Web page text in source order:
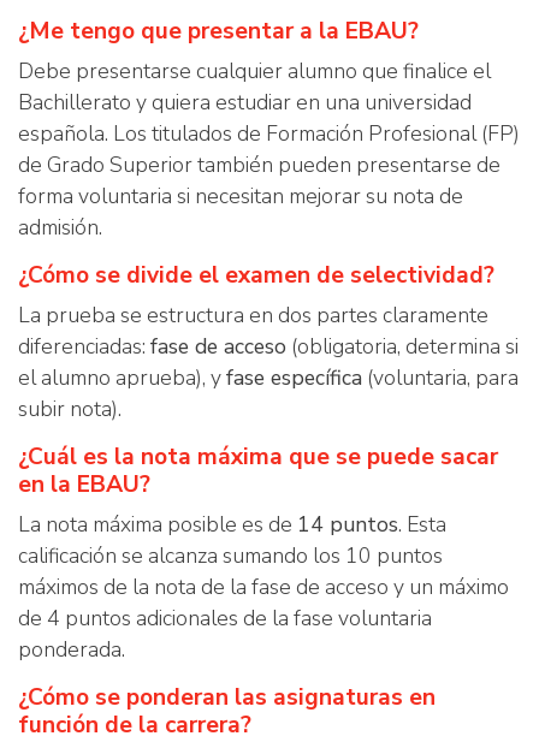
¿Me tengo que presentar a la EBAU?
Debe presentarse cualquier alumno que finalice el
Bachillerato y quiera estudiar en una universidad
española. Los titulados de Formación Profesional (FP)
de Grado Superior también pueden presentarse de
forma voluntaria si necesitan mejorar su nota de
admisión.
¿Cómo se divide el examen de selectividad?
La prueba se estructura en dos partes claramente
diferenciadas: fase de acceso (obligatoria, determina si
el alumno aprueba), yfase específica (voluntaria, para
subir nota).
¿Cuál es la nota máxima que se puede sacar
en la EBAU?
La nota máxima posible es de 14 puntos. Esta
calificación se alcanza sumando los 10 puntos
máximos de la nota de la fase de acceso y un máximo
de 4 puntos adicionales de la fase voluntaria
ponderada.
¿Cómo se ponderan las asignaturas en
función de la carrera?